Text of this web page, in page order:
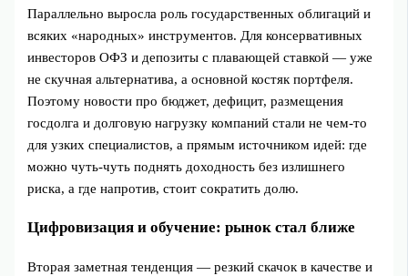
Параллельно выросла роль государственных облигаций и
всяких «народных» инструментов. Для консервативных
инвесторов ОФЗ и депозиты с плавающей ставкой — уже
не скучная альтернатива, а основной костяк портфеля.
Поэтому новости про бюджет, дефицит, размещения
госдолга и долговую нагрузку компаний стали не чем‑то
для узких специалистов, а прямым источником идей: где
можно чуть‑чуть поднять доходность без излишнего
риска, а где напротив, стоит сократить долю.
Цифровизация и обучение: рынок стал ближе
Вторая заметная тенденция — резкий скачок в качестве и